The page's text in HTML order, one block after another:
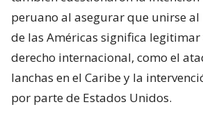
peruano al asegurar que unirse
de las Américas significa legitimar
derecho internacional, como el
lanchas en el Caribe y la
por parte de Estados Unidos.